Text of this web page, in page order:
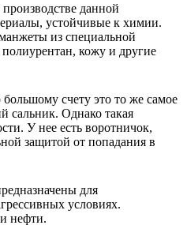
данной
устойчивые к химии.
из специальной
кожу и другие
счету это то же самое
сальник. Однако такая
У нее есть воротничок,
защитой от попадания в
для
условиях.
нефти.